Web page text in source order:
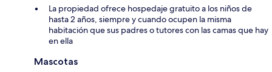
La propiedad ofrece hospedaje gratuito a los niños de
hasta 2 años, siempre y cuando ocupen la misma
habitación que sus padres o tutores con las camas que hay
en ella
Mascotas